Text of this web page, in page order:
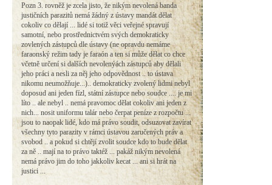
Pozn 3. rovněž je zcela jisto, že nikým nevolená banda
justičních parazitů nemá žádný z ústavy mandát dělat
cokoliv co dělají ... lidé si totiž věci veřejné spravují
samotní, nebo prostřednictvém svých demokraticky
zovlených zástupců dle ústavy (ne opravdu nemáme
faraonský režim tady je faraón a ten si může dělat co chce
včetně určení si dalších nevolenýách zástupců aby dělali
jeho práci a nesli za něj jeho odpovědnost .. to ústava
nikomu neumožňuje...).. demokraticky zvolený lidmi nebyl
doposud ani jeden fízl, státní zástupce nebo soudce .... je mi
líto .. ale nebyl .. nemá pravomoc dělat cokoliv ani jeden z
nich... nosit uniformu talár nebo čerpat peníze z rozpočtu ...
jsou to naopak lidé, kdo má právo soudit, odsuzovat zavírat
všechny tyto parazity v rámci ústavou zaručených práv a
svobod .. a pokud si chtějí zvolit soudce kdo to bude dělat
za ně .. mají na to právo taktéž ... pakáž nikým nevolená
nemá právo jim do toho jakkoliv kecat ... ani si hrát na
justici ...